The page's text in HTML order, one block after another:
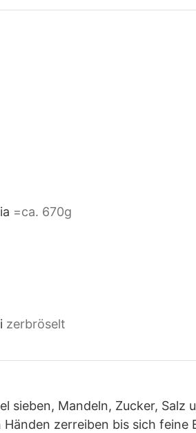
=ca. 670g
zerbröselt
sieben, Mandeln, Zucker, Salz
zerreiben bis sich feine